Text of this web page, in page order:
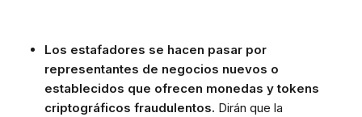
Los estafadores se hacen pasar por
representantes de negocios nuevos o
establecidos que ofrecen monedas y tokens
criptográficos fraudulentos. Dirán que la